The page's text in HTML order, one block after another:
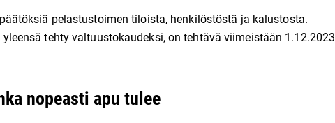
pelastustoimen tiloista, henkilöstöstä ja kalustosta.
tehty valtuustokaudeksi, on tehtävä viimeistään 1.12.2023
nopeasti apu tulee